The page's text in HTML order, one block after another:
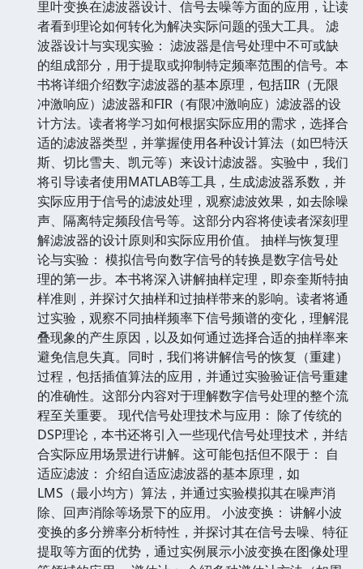
里叶变换在滤波器设计、信号去噪等方面的应用，让读
者看到理论如何转化为解决实际问题的强大工具。 滤
波器设计与实现实验： 滤波器是信号处理中不可或缺
的组成部分，用于提取或抑制特定频率范围的信号。本
书将详细介绍数字滤波器的基本原理，包括IIR（无限
冲激响应）滤波器和FIR（有限冲激响应）滤波器的设
计方法。读者将学习如何根据实际应用的需求，选择合
适的滤波器类型，并掌握使用各种设计算法（如巴特沃
斯、切比雪夫、凯元等）来设计滤波器。实验中，我们
将引导读者使用MATLAB等工具，生成滤波器系数，并
实际应用于信号的滤波处理，观察滤波效果，如去除噪
声、隔离特定频段信号等。这部分内容将使读者深刻理
解滤波器的设计原则和实际应用价值。 抽样与恢复理
论与实验： 模拟信号向数字信号的转换是数字信号处
理的第一步。本书将深入讲解抽样定理，即奈奎斯特抽
样准则，并探讨欠抽样和过抽样带来的影响。读者将通
过实验，观察不同抽样频率下信号频谱的变化，理解混
叠现象的产生原因，以及如何通过选择合适的抽样率来
避免信息失真。同时，我们将讲解信号的恢复（重建）
过程，包括插值算法的应用，并通过实验验证信号重建
的准确性。这部分内容对于理解数字信号处理的整个流
程至关重要。 现代信号处理技术与应用： 除了传统的
DSP理论，本书还将引入一些现代信号处理技术，并结
合实际应用场景进行讲解。这可能包括但不限于： 自
适应滤波： 介绍自适应滤波器的基本原理，如
LMS（最小均方）算法，并通过实验模拟其在噪声消
除、回声消除等场景下的应用。 小波变换： 讲解小波
变换的多分辨率分析特性，并探讨其在信号去噪、特征
提取等方面的优势，通过实例展示小波变换在图像处理